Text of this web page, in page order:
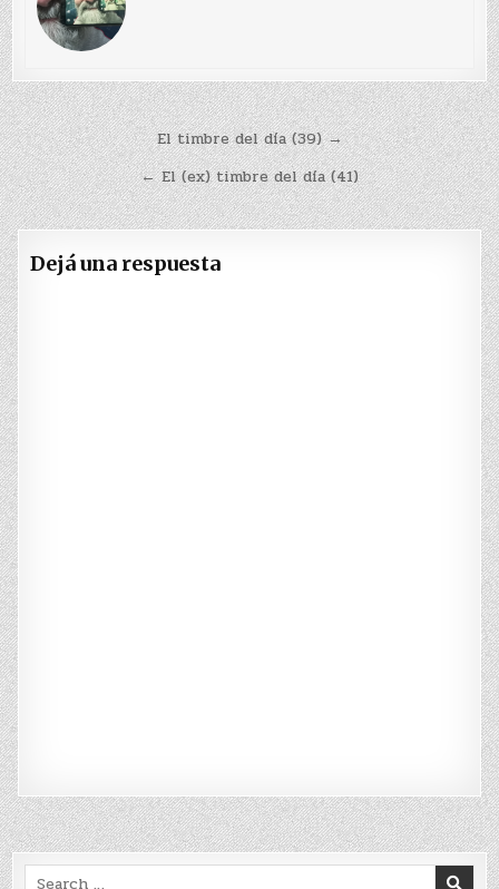
Navegación
de
entradas
El timbre del día (39) →
← El (ex) timbre del día (41)
Dejá una respuesta
Search